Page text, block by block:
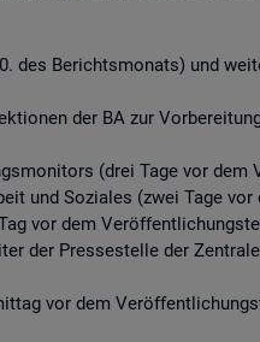
des Be­richts­mo­nats) und
der BA zur
(drei Tage vor
und So­zia­les (zwei Tage
vor dem
der Pres­se­stel­le der
vor dem